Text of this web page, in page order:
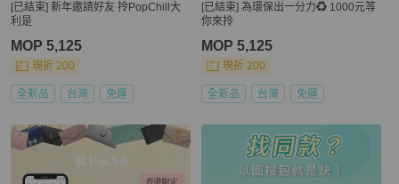
[已結束] 新年邀請好友 拎PopChill大
利是
MOP 5,125
現折 200
全新品 台灣 免運
[已結束] 為環保出一分力♻️ 1000元等
你來拎
MOP 5,125
現折 200
全新品 台灣 免運